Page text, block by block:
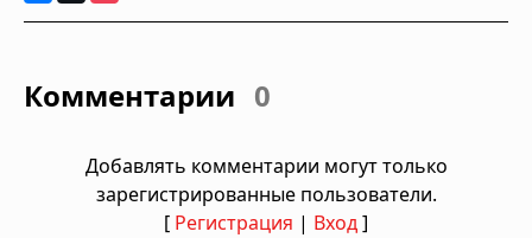
Комментарии 0
Добавлять комментарии могут только
зарегистрированные пользователи.
[ Регистрация | Вход]